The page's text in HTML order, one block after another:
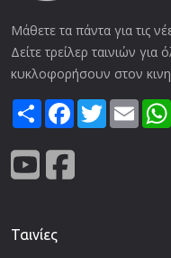
Μάθετε τα πάντα για τις
Δείτε τρείλερ ταινιών
κυκλοφορήσουν στον
ShareFacebook
TwitterEmail
Ταινίες